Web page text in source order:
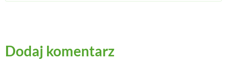
Dodaj komentarz